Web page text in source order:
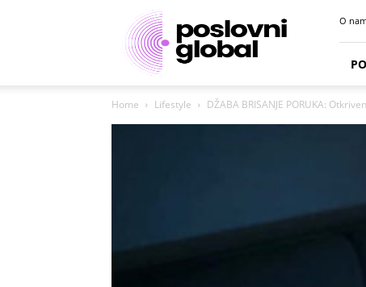
Poslovni
portal
O
Home Lifestyle DŽABA BRISANJE PORUKA: